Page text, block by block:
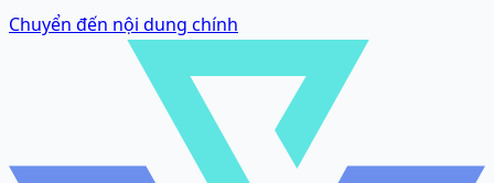
Chuyển đến nội dung chính